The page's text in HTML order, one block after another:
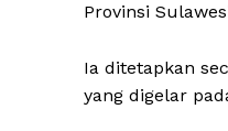
Provinsi
Ia ditetapkan
yang digelar